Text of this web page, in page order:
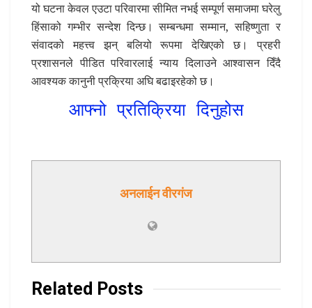
यो घटना केवल एउटा परिवारमा सीमित नभई सम्पूर्ण समाजमा घरेलु
हिंसाको गम्भीर सन्देश दिन्छ। सम्बन्धमा सम्मान, सहिष्णुता र
संवादको महत्त्व झन् बलियो रूपमा देखिएको छ। प्रहरी
प्रशासनले पीडित परिवारलाई न्याय दिलाउने आश्वासन दिँदै
आवश्यक कानुनी प्रक्रिया अघि बढाइरहेको छ।
आफ्नो प्रतिक्रिया दिनुहोस
अनलाईन वीरगंज
Related Posts